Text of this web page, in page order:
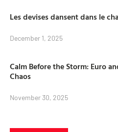
Les devises dansent dans le
December 1, 2025
Calm Before the Storm: Euro
Chaos
November 30, 2025